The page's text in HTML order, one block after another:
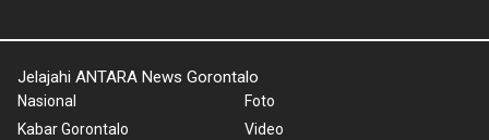
Jelajahi ANTARA News Gorontalo
Nasional
Kabar Gorontalo
Foto
Video